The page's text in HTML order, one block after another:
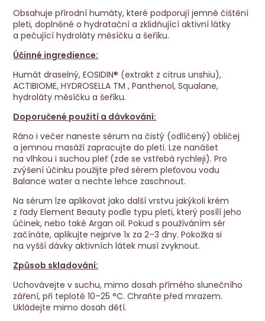
Obsahuje přírodní humáty, které podporují jemné čištění
pleti, doplněné o hydratační a zklidňující aktivní látky
a pečující hydroláty měsíčku a šeříku.
Účinné ingredience:
Humát draselný, EOSIDIN® (extrakt z citrus unshiu),
ACTIBIOME, HYDROSELLA TM , Panthenol, Squalane,
hydroláty měsíčku a šeříku.
Doporučené použití a dávkování:
Ráno i večer naneste sérum na čistý (odlíčený) obličej
a jemnou masáží zapracujte do pleti. Lze nanášet
na vlhkou i suchou pleť (zde se vstřebá rychleji). Pro
zvýšení účinku použijte před sérem pleťovou vodu
Balance water a nechte lehce zaschnout.
Na sérum lze aplikovat jako další vrstvu jakýkoli krém
z řady Element Beauty podle typu pleti, který posílí jeho
účinek, nebo také Argan oil. Pokud s používáním sér
začínáte, aplikujte nejprve 1x za 2–3 dny. Pokožka si
na vyšší dávky aktivních látek musí zvyknout.
Způsob skladování:
Uchovávejte v suchu, mimo dosah přímého slunečního
záření, při teplotě 10–25 °C. Chraňte před mrazem.
Ukládejte mimo dosah dětí.